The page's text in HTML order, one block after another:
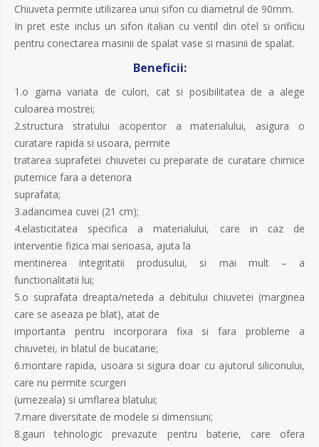
Chiuveta permite utilizarea unui sifon cu diametrul de 90mm.
In pret este inclus un sifon italian cu ventil din otel si orificiu
pentru conectarea masinii de spalat vase si masinii de spalat.
Beneficii:
1.o gama variata de culori, cat si posibilitatea de a alege
culoarea mostrei;
2.structura stratului acoperitor a materialului, asigura o
curatare rapida si usoara, permite
tratarea suprafetei chiuvetei cu preparate de curatare chimice
puternice fara a deteriora
suprafata;
3.adancimea cuvei (21 cm);
4.elasticitatea specifica a materialului, care in caz de
interventie fizica mai serioasa, ajuta la
mentinerea integritatii produsului, si mai mult – a
functionalitatii lui;
5.o suprafata dreapta/neteda a debitului chiuvetei (marginea
care se aseaza pe blat), atat de
importanta pentru incorporara fixa si fara probleme a
chiuvetei, in blatul de bucatarie;
6.montare rapida, usoara si sigura doar cu ajutorul siliconului,
care nu permite scurgeri
(umezeala) si umflarea blatului;
7.mare diversitate de modele si dimensiuni;
8.gauri tehnologic prevazute pentru baterie, care ofera